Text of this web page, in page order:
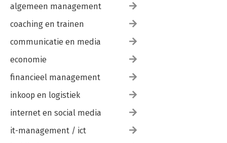
algemeen management
coaching en trainen
communicatie en media
economie
financieel management
inkoop en logistiek
internet en social media
it-management / ict